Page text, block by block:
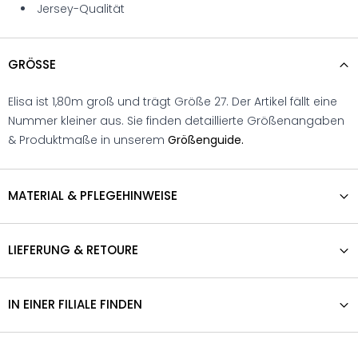
Jersey-Qualität
GRÖSSE
Elisa ist 1,80m groß und trägt Größe 27. Der Artikel fällt eine
Nummer kleiner aus. Sie finden detaillierte Größenangaben
& Produktmaße in unserem Größenguide.
MATERIAL & PFLEGEHINWEISE
LIEFERUNG & RETOURE
IN EINER FILIALE FINDEN